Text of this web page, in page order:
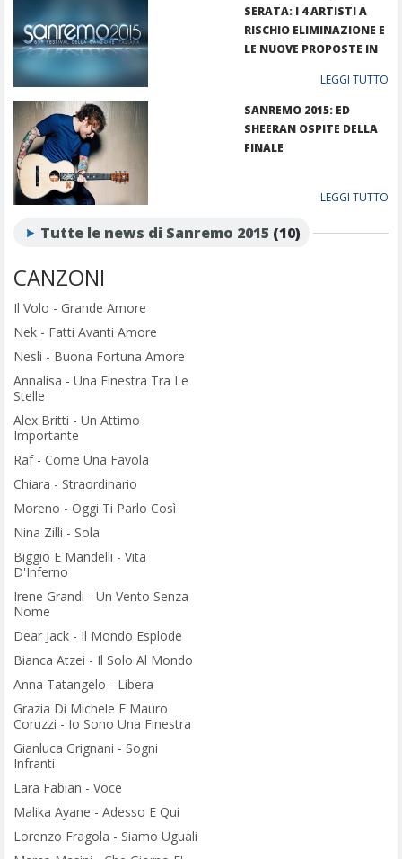
SERATA: I 4 ARTISTI A
RISCHIO ELIMINAZIONE E
LE NUOVE PROPOSTE IN
LEGGI TUTTO
SANREMO 2015: ED
SHEERAN OSPITE DELLA
FINALE
LEGGI TUTTO
Tutte le news di Sanremo 2015 (10)
CANZONI
Il Volo - Grande Amore
Nek - Fatti Avanti Amore
Nesli - Buona Fortuna Amore
Annalisa - Una Finestra Tra Le
Stelle
Alex Britti - Un Attimo
Importante
Raf - Come Una Favola
Chiara - Straordinario
Moreno - Oggi Ti Parlo Così
Nina Zilli - Sola
Biggio E Mandelli - Vita
D'Inferno
Irene Grandi - Un Vento Senza
Nome
Dear Jack - Il Mondo Esplode
Bianca Atzei - Il Solo Al Mondo
Anna Tatangelo - Libera
Grazia Di Michele E Mauro
Coruzzi - Io Sono Una Finestra
Gianluca Grignani - Sogni
Infranti
Lara Fabian - Voce
Malika Ayane - Adesso E Qui
Lorenzo Fragola - Siamo Uguali